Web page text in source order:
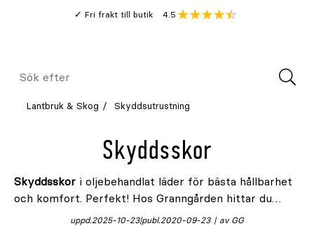
Fri frakt till butik
Genomsnitt
4.5
Meny
Sök
Lantbruk & Skog Skyddsutrustning
Skyddsskor
Skyddsskor i oljebehandlat läder för bästa hållbarhet
och komfort. Perfekt! Hos Granngården hittar du
skyddsskor – eller sågskyddskängor, som det också
publ.2020-09-23
uppd.2025-10-23 av GG